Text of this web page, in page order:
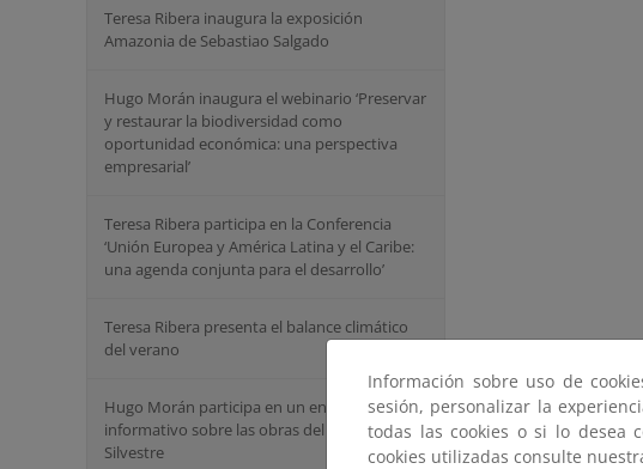
Teresa Ribera inaugura la exposición
Amazonia de Sebastiao Salgado
Hugo Morán inaugura el webinario ‘Preservar
y restaurar la biodiversidad como
oportunidad económica: una perspectiva
empresarial’
Teresa Ribera participa en la Conferencia
‘Unión Europea y América Latina y el Caribe:
una agenda conjunta para el desarrollo’
Teresa Ribera presenta el balance climático
del verano
Hugo Morán participa en un encuentro
informativo sobre las obras del túnel de San
Silvestre
Información sobre uso de
sesión, personalizar la
todas las cookies o si lo desea
cookies utilizadas consulte